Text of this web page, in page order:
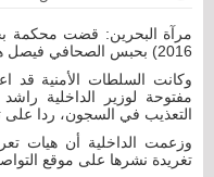
2016) بحبس الصحافي فيصل هيات 3 أشهر.
وكانت السلطات الأمنية قد
مفتوحة لوزير الداخلية
التعذيب في السجون، ردا على
وزعمت الداخلية أن هيات
تغريدة نشرها على موقع